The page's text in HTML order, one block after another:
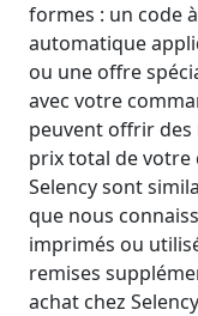
formes : un code
automatique
ou une offre
avec votre
peuvent offrir des
prix total de votre
Selency sont
que nous
imprimés ou
remises
achat chez